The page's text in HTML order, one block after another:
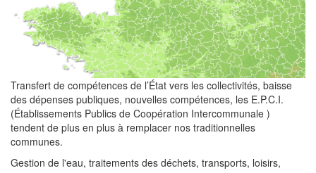
Transfert de compétences de l’État vers les collectivités, baisse
des dépenses publiques, nouvelles compétences, les E.P.C.I.
(Établissements Publics de Coopération Intercommunale )
tendent de plus en plus à remplacer nos traditionnelles
communes.
Gestion de l'eau, traitements des déchets, transports, loisirs,